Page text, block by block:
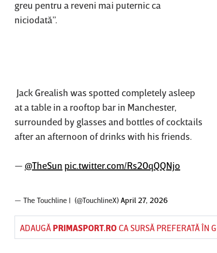
greu pentru a reveni mai puternic ca
niciodată”.
Jack Grealish was spotted completely asleep
at a table in a rooftop bar in Manchester,
surrounded by glasses and bottles of cocktails
after an afternoon of drinks with his friends.
— @TheSun pic.twitter.com/Rs20qQQNjo
— The Touchline | (@TouchlineX) April 27, 2026
ADAUGĂ PRIMASPORT.ROCA SURSĂ PREFERATĂ ÎN